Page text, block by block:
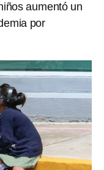
aumentó un
por